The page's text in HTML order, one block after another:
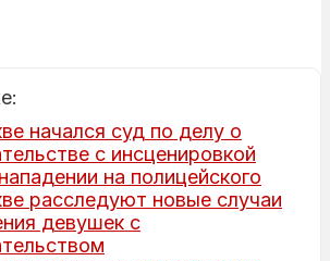
начался суд по делу о
с инсценировкой
на полицейского
расследуют новые случаи
девушек с